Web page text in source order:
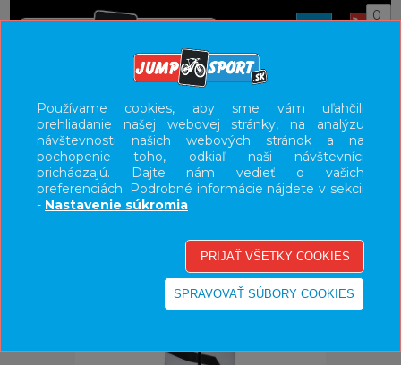
0
UŽÍVATEĽSKÝ PANEL
KATEGÓRIE
HLAVNÉ MENU
Používame cookies, aby sme vám uľahčili
prehliadanie našej webovej stránky, na analýzu
návštevnosti našich webových stránok a na
pochopenie toho, odkiaľ naši návštevníci
prichádzajú. Dajte nám vedieť o vašich
preferenciách. Podrobné informácie nájdete v sekcii
- Nastavenie súkromia